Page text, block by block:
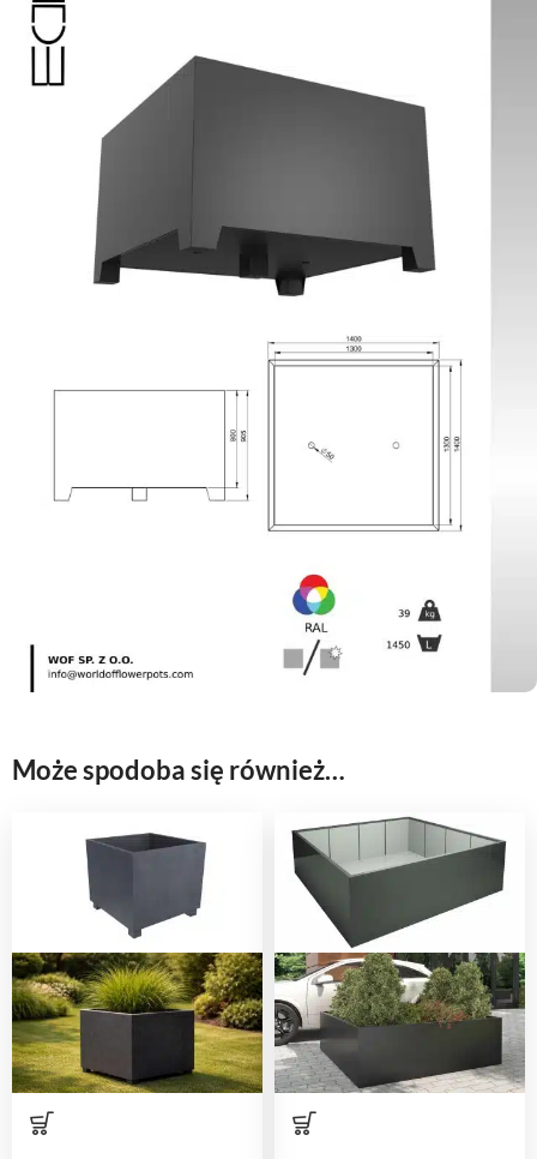
Może spodoba się również…